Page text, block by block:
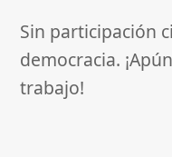
Sin participación
democracia.
trabajo!